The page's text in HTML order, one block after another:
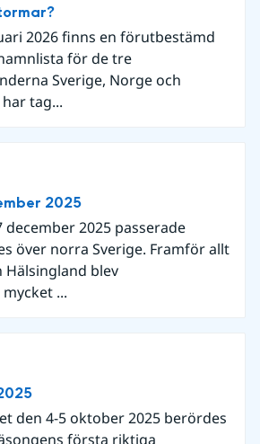
2026 finns en förutbestämd
för de tre
Sverige, Norge och
tag...
2025
december 2025 passerade
över norra Sverige. Framför allt
Hälsingland blev
...
den 4-5 oktober 2025 berördes
första riktiga